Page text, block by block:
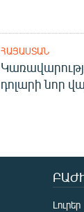
ՀԱՅԱՍՏԱՆ
դոլարի նոր
Լուրեր